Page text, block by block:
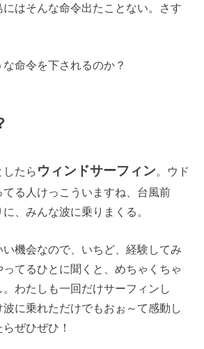
はそんな命令出たことない。さす
命令を下されるのか？
たら ウィンドサーフィン。ウド
てる人けっこういますね、台風前
、みんな波に乗りまくる。
機会なので、いちど、経験してみ
てるひとに聞くと、めちゃくちゃ
わたしも一回だけサーフィンし
に乗れただけでもおぉ～て感動し
ぜひぜひ！